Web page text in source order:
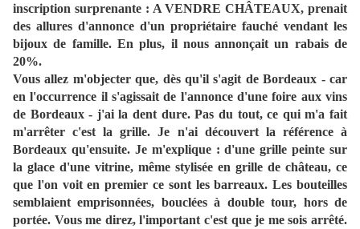
inscription surprenante : A VENDRE CHÂTEAUX, prenait
des allures d'annonce d'un propriétaire fauché vendant les
bijoux de famille. En plus, il nous annonçait un rabais de
20%.
Vous allez m'objecter que, dès qu'il s'agit de Bordeaux - car
en l'occurrence il s'agissait de l'annonce d'une foire aux vins
de Bordeaux - j'ai la dent dure. Pas du tout, ce qui m'a fait
m'arrêter c'est la grille. Je n'ai découvert la référence à
Bordeaux qu'ensuite. Je m'explique : d'une grille peinte sur
la glace d'une vitrine, même stylisée en grille de château, ce
que l'on voit en premier ce sont les barreaux. Les bouteilles
semblaient emprisonnées, bouclées à double tour, hors de
portée. Vous me direz, l'important c'est que je me sois arrêté.